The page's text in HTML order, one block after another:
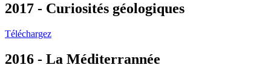
2017 - Curiosités géologiques
Téléchargez
2016 - La Méditerrannée